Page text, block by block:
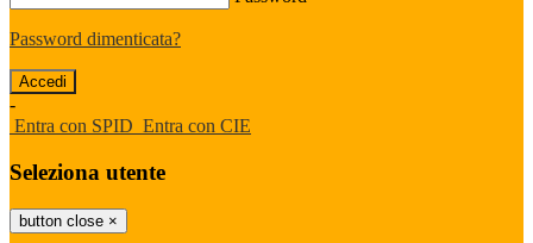
Password dimenticata?
-
Entra con SPID Entra con CIE
Seleziona utente
button close ×